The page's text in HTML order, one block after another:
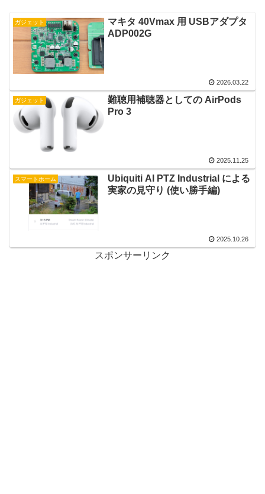
ガジェット
マキタ 40Vmax 用 USBアダプタ
ADP002G
2026.03.22
ガジェット
難聴用補聴器としての AirPods
Pro 3
2025.11.25
スマートホーム
Ubiquiti AI PTZ Industrial による
実家の見守り (使い勝手編)
2025.10.26
スポンサーリンク